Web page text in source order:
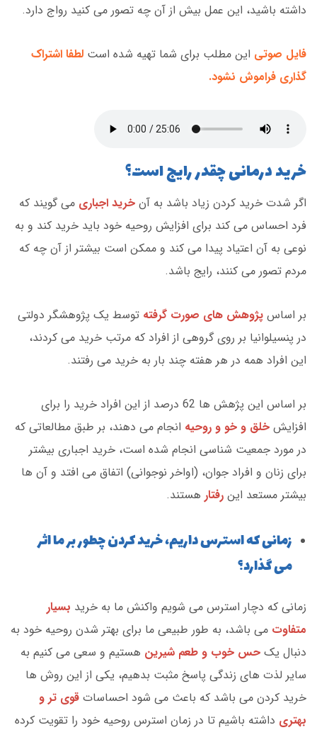
داشته باشید، این عمل بیش از آن چه تصور می کنید رواج دارد.
فایل صوتی این مطلب برای شما تهیه شده است لطفا اشتراک
گذاری فراموش نشود.
خرید درمانی چقدر رایج است؟
اگر شدت خرید کردن زیاد باشد به آن خرید اجباری می گویند که
فرد احساس می کند برای افزایش روحیه خود باید خرید کند و به
نوعی به آن اعتیاد پیدا می کند و ممکن است بیشتر از آن چه که
مردم تصور می کنند، رایج باشد.
بر اساس پژوهش های صورت گرفته توسط یک پژوهشگر دولتی
در پنسیلوانیا بر روی گروهی از افراد که مرتب خرید می کردند،
این افراد همه در هر هفته چند بار به خرید می رفتند.
بر اساس این پژهش ها 62 درصد از این افراد خرید را برای
افزایش خلق و خو و روحیه انجام می دهند، بر طبق مطالعاتی که
در مورد جمعیت شناسی انجام شده است، خرید اجباری بیشتر
برای زنان و افراد جوان، (اواخر نوجوانی) اتفاق می افتد و آن ها
بیشتر مستعد این رفتار هستند.
زمانی که استرس داریم، خرید کردن چطور بر ما اثر
می گذارد؟
زمانی که دچار استرس می شویم واکنش ما به خرید بسیار
متفاوت می باشد، به طور طبیعی ما برای بهتر شدن روحیه خود به
دنبال یک حس خوب و طعم شیرین هستیم و سعی می کنیم به
سایر لذت های زندگی پاسخ مثبت بدهیم، یکی از این روش ها
خرید کردن می باشد که باعث می شود احساسات قوی تر و
بهتری داشته باشیم تا در زمان استرس روحیه خود را تقویت کرده